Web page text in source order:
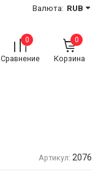
Валюта: RUB
0
Сравнение
0
Корзина
Артикул: 2076